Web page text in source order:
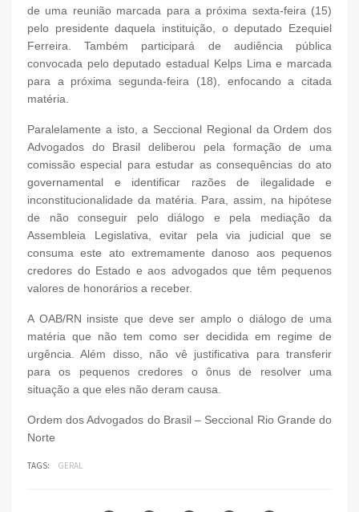
de uma reunião marcada para a próxima sexta-feira (15)
pelo presidente daquela instituição, o deputado Ezequiel
Ferreira. Também participará de audiência pública
convocada pelo deputado estadual Kelps Lima e marcada
para a próxima segunda-feira (18), enfocando a citada
matéria.
Paralelamente a isto, a Seccional Regional da Ordem dos
Advogados do Brasil deliberou pela formação de uma
comissão especial para estudar as consequências do ato
governamental e identificar razões de ilegalidade e
inconstitucionalidade da matéria. Para, assim, na hipótese
de não conseguir pelo diálogo e pela mediação da
Assembleia Legislativa, evitar pela via judicial que se
consuma este ato extremamente danoso aos pequenos
credores do Estado e aos advogados que têm pequenos
valores de honorários a receber.
A OAB/RN insiste que deve ser amplo o diálogo de uma
matéria que não tem como ser decidida em regime de
urgência. Além disso, não vê justificativa para transferir
para os pequenos credores o ônus de resolver uma
situação a que eles não deram causa.
Ordem dos Advogados do Brasil – Seccional Rio Grande do
Norte
TAGS: GERAL